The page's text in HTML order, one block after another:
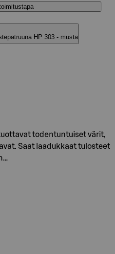
HP 303 - musta
todentuntuiset värit,
Saat laadukkaat tulosteet